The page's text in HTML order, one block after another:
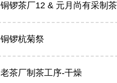
铜锣茶厂12 & 元月尚有采制
铜锣杭菊祭
老茶厂制茶工序-干燥